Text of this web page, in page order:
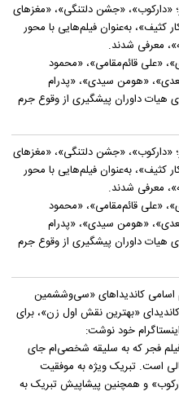
«دارکوب»، «جشن دلتنگی»، «مغزهای
کثیف»، به‌عنوان فیلم‌هایی با محور
معرفی شدند.
«علی قائم‌مقامی»، «محمود
«هومن سیدی»، «پدرام
داوران پیشگیری از وقوع جرم
«دارکوب»، «جشن دلتنگی»، «مغزهای
کثیف»، به‌عنوان فیلم‌هایی با محور
معرفی شدند.
«علی قائم‌مقامی»، «محمود
«هومن سیدی»، «پدرام
داوران پیشگیری از وقوع جرم
پس از اعلام اسامی کاندیداهای «سی‌و‌ششمین
«بهترین نقش اول زن»، برای
خود نوشت:
فجر که به سلیقه شخصی‌ام جای
است. تبریک ویژه به موفقیت
و همچنین پیشاپیش تبریک به